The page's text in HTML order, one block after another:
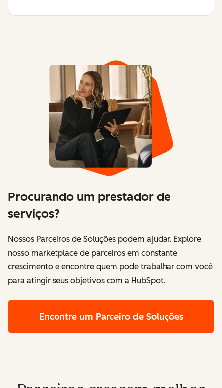
Procurando um prestador de
serviços?
Nossos Parceiros de Soluções podem ajudar. Explore
nosso marketplace de parceiros em constante
crescimento e encontre quem pode trabalhar com você
para atingir seus objetivos com a HubSpot.
Encontre um Parceiro de Soluções